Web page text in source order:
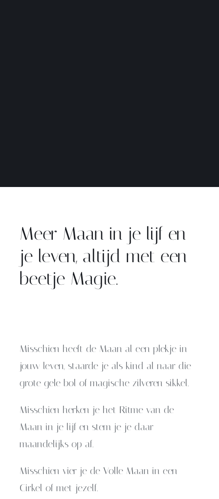
Meer Maan in je lijf en
je leven, altijd met een
beetje Magie.
Misschien heeft de Maan al een plekje in
jouw leven, staarde je als kind al naar die
grote gele bol of magische zilveren sikkel.
Misschien herken je het Ritme van de
Maan in je lijf en stem je je daar
maandelijks op af.
Misschien vier je de Volle Maan in een
Cirkel of met jezelf.